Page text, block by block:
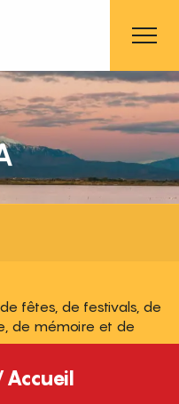
Accueil
de fêtes, de festivals, de
de mémoire et de